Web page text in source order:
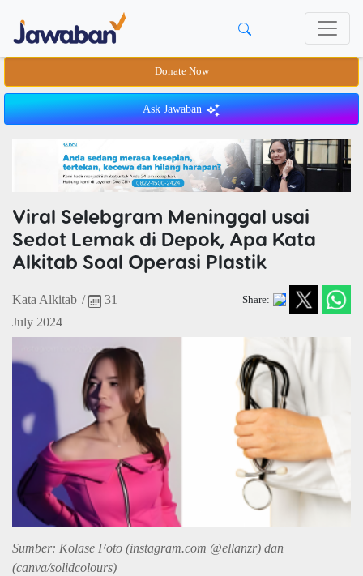
Donate Now
Ask Jawaban
Viral Selebgram Meninggal usai
Sedot Lemak di Depok, Apa Kata
Alkitab Soal Operasi Plastik
Kata Alkitab /
31
July 2024
Share:
Sumber: Kolase Foto (instagram.com @ellanzr) dan
(canva/solidcolours)